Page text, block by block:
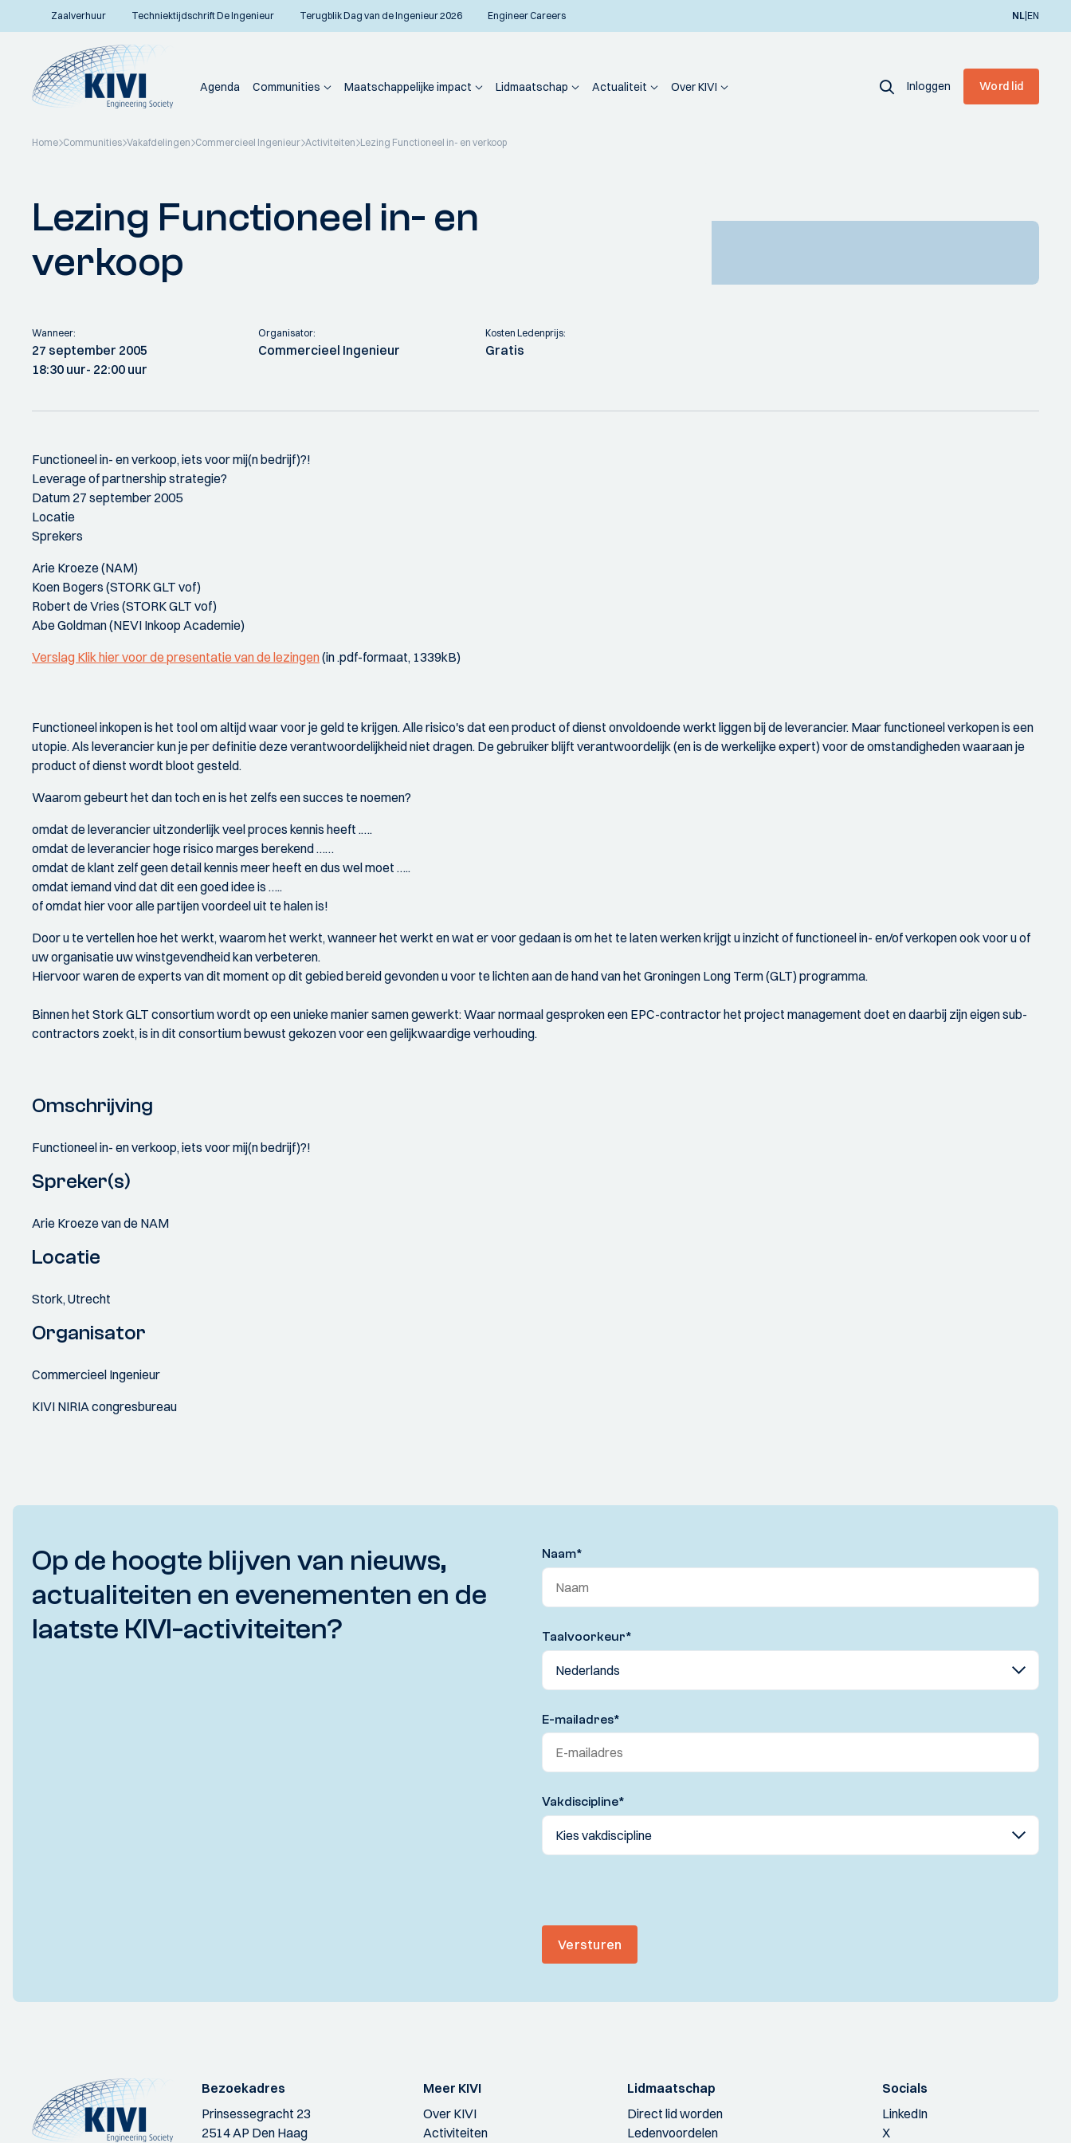
Zaalverhuur Techniektijdschrift De Ingenieur Terugblik Dag van de Ingenieur 2026 Engineer Careers NL|EN
Agenda Communities Maatschappelijke impact Lidmaatschap Actualiteit Over KIVI Inloggen Word lid
Home Communities Vakafdelingen Commercieel Ingenieur Activiteiten Lezing Functioneel in- en verkoop
Lezing Functioneel in- en
verkoop
Wanneer:
27 september 2005
18:30 uur- 22:00 uur
Organisator:
Commercieel Ingenieur
Kosten Ledenprijs:
Gratis
Functioneel in- en verkoop, iets voor mij(n bedrijf)?!
Leverage of partnership strategie?
Datum 27 september 2005
Locatie
Sprekers
Arie Kroeze (NAM)
Koen Bogers (STORK GLT vof)
Robert de Vries (STORK GLT vof)
Abe Goldman (NEVI Inkoop Academie)
Verslag Klik hier voor de presentatie van de lezingen(in .pdf-formaat, 1339kB)
Functioneel inkopen is het tool om altijd waar voor je geld te krijgen. Alle risico's dat een product of dienst onvoldoende werkt liggen bij de leverancier. Maar functioneel verkopen is een
utopie. Als leverancier kun je per definitie deze verantwoordelijkheid niet dragen. De gebruiker blijft verantwoordelijk (en is de werkelijke expert) voor de omstandigheden waaraan je
product of dienst wordt bloot gesteld.
Waarom gebeurt het dan toch en is het zelfs een succes te noemen?
omdat de leverancier uitzonderlijk veel proces kennis heeft .….
omdat de leverancier hoge risico marges berekend ……
omdat de klant zelf geen detail kennis meer heeft en dus wel moet …..
omdat iemand vind dat dit een goed idee is …..
of omdat hier voor alle partijen voordeel uit te halen is!
Door u te vertellen hoe het werkt, waarom het werkt, wanneer het werkt en wat er voor gedaan is om het te laten werken krijgt u inzicht of functioneel in- en/of verkopen ook voor u of
uw organisatie uw winstgevendheid kan verbeteren.
Hiervoor waren de experts van dit moment op dit gebied bereid gevonden u voor te lichten aan de hand van het Groningen Long Term (GLT) programma.
Binnen het Stork GLT consortium wordt op een unieke manier samen gewerkt: Waar normaal gesproken een EPC-contractor het project management doet en daarbij zijn eigen sub-
contractors zoekt, is in dit consortium bewust gekozen voor een gelijkwaardige verhouding.
Omschrijving
Functioneel in- en verkoop, iets voor mij(n bedrijf)?!
Spreker(s)
Arie Kroeze van de NAM
Locatie
Stork, Utrecht
Organisator
Commercieel Ingenieur
KIVI NIRIA congresbureau
Op de hoogte blijven van nieuws,
actualiteiten en evenementen en de
laatste KIVI-activiteiten?
Naam*
Taalvoorkeur*
E-mailadres*
Vakdiscipline*
Versturen
Bezoekadres
Prinsessegracht 23
2514 AP Den Haag
Meer KIVI
Over KIVI
Activiteiten
Lidmaatschap
Direct lid worden
Ledenvoordelen
Socials
LinkedIn
X